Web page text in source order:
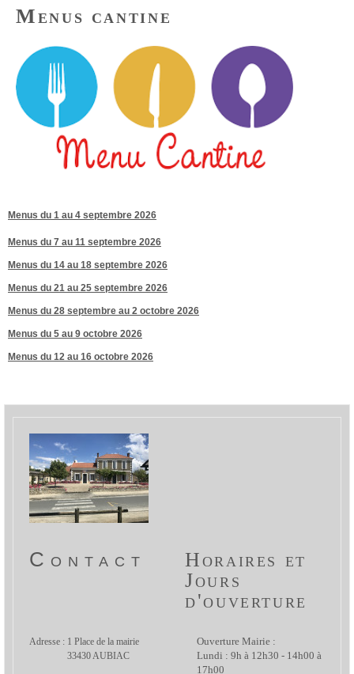
Menus cantine
Menus du 1 au 4 septembre 2026
Menus du 7 au 11 septembre 2026
Menus du 14 au 18 septembre 2026
Menus du 21 au 25 septembre 2026
Menus du 28 septembre au 2 octobre 2026
Menus du 5 au 9 octobre 2026
Menus du 12 au 16 octobre 2026
Contact
Horaires et
Jours
d'ouverture
Adresse : 1 Place de la mairie
33430 AUBIAC
Ouverture Mairie :
Lundi : 9h à 12h30 - 14h00 à
17h00